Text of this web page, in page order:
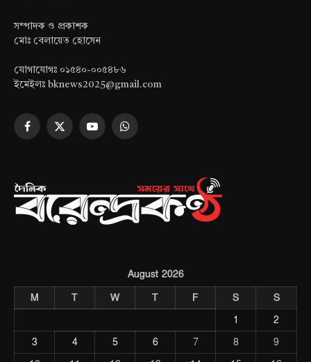
সম্পাদক ও প্রকাশক
মোঃ বেলায়েত হোসেন
যোগাযোগঃ ০১৫৪০-০০৫৪৮৬
ইমেইলঃ bknews2025@gmail.com
Facebook
X
YouTubeWhatsApp
August 2026
M
T W T F S
S
1
2
3
4 5 6 7 8
9